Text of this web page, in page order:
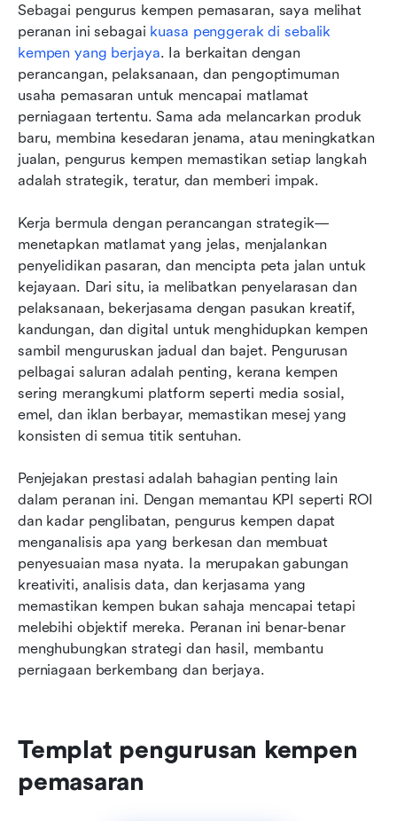
Sebagai pengurus kempen pemasaran, saya melihat
peranan ini sebagai kuasa penggerak di sebalik
kempen yang berjaya. Ia berkaitan dengan
perancangan, pelaksanaan, dan pengoptimuman
usaha pemasaran untuk mencapai matlamat
perniagaan tertentu. Sama ada melancarkan produk
baru, membina kesedaran jenama, atau meningkatkan
jualan, pengurus kempen memastikan setiap langkah
adalah strategik, teratur, dan memberi impak.
Kerja bermula dengan perancangan strategik—
menetapkan matlamat yang jelas, menjalankan
penyelidikan pasaran, dan mencipta peta jalan untuk
kejayaan. Dari situ, ia melibatkan penyelarasan dan
pelaksanaan, bekerjasama dengan pasukan kreatif,
kandungan, dan digital untuk menghidupkan kempen
sambil menguruskan jadual dan bajet. Pengurusan
pelbagai saluran adalah penting, kerana kempen
sering merangkumi platform seperti media sosial,
emel, dan iklan berbayar, memastikan mesej yang
konsisten di semua titik sentuhan.
Penjejakan prestasi adalah bahagian penting lain
dalam peranan ini. Dengan memantau KPI seperti ROI
dan kadar penglibatan, pengurus kempen dapat
menganalisis apa yang berkesan dan membuat
penyesuaian masa nyata. Ia merupakan gabungan
kreativiti, analisis data, dan kerjasama yang
memastikan kempen bukan sahaja mencapai tetapi
melebihi objektif mereka. Peranan ini benar-benar
menghubungkan strategi dan hasil, membantu
perniagaan berkembang dan berjaya.
Templat pengurusan kempen
pemasaran